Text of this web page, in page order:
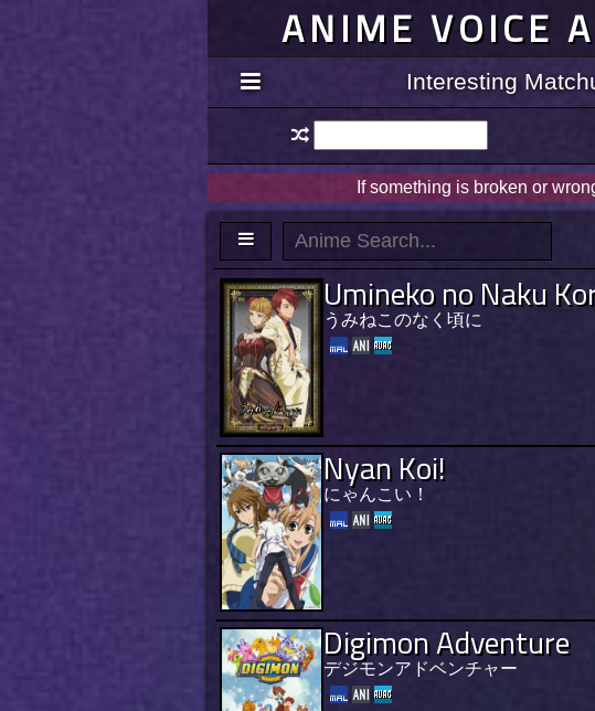
ANIME VOICE
Interesting
If something is broken or
Umineko no Naku
うみねこのなく頃に
Nyan Koi!
にゃんこい！
Digimon Adventure
デジモンアドベンチャー